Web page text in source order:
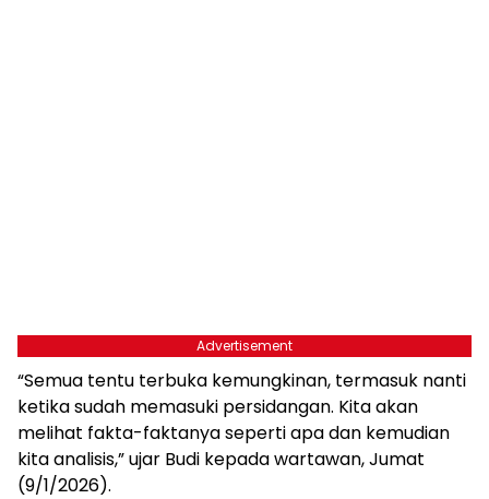
Advertisement
“Semua tentu terbuka kemungkinan, termasuk nanti
ketika sudah memasuki persidangan. Kita akan
melihat fakta-faktanya seperti apa dan kemudian
kita analisis,” ujar Budi kepada wartawan, Jumat
(9/1/2026).